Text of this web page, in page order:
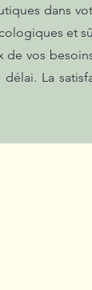
dans
et
vos
La